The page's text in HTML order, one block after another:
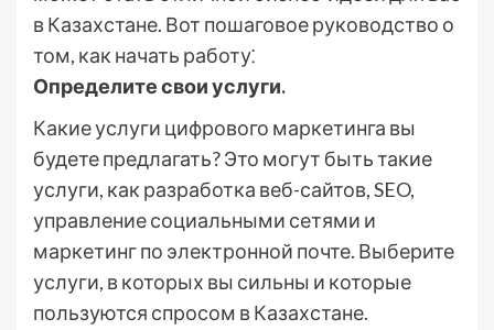
в Казахстане. Вот пошаговое руководство о
том, как начать работу⁚
Определите свои услуги.
Какие услуги цифрового маркетинга вы
будете предлагать? Это могут быть такие
услуги, как разработка веб-сайтов, SEO,
управление социальными сетями и
маркетинг по электронной почте. Выберите
услуги, в которых вы сильны и которые
пользуются спросом в Казахстане.